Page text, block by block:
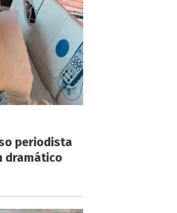
periodista
dramático